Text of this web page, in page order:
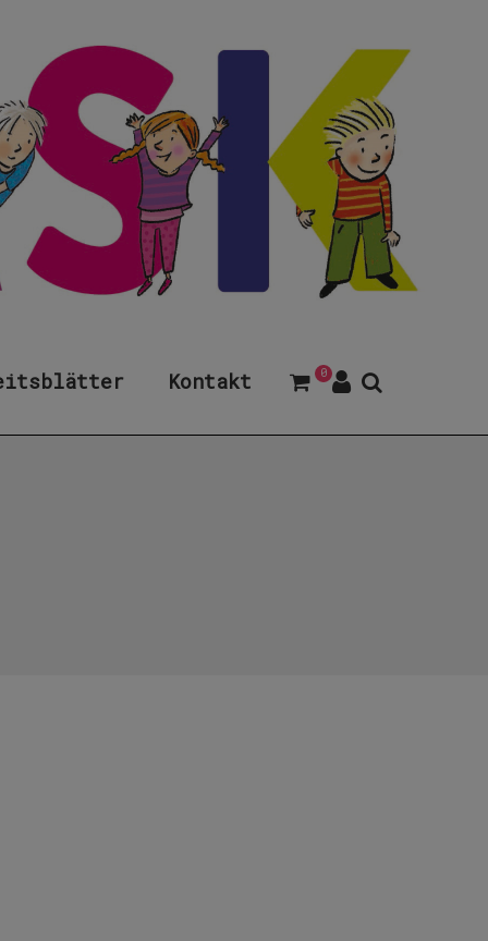
Kontakt 0